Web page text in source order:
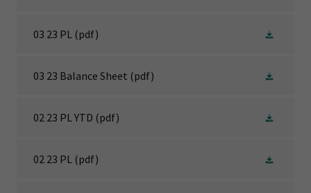
03 23 PL (pdf)
03 23 Balance Sheet (pdf)
02 23 PL YTD (pdf)
02 23 PL (pdf)